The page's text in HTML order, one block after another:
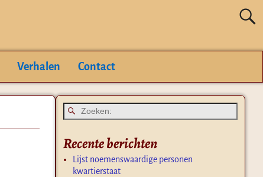
Verhalen Contact
Recente berichten
Lijst noemenswaardige personen
kwartierstaat